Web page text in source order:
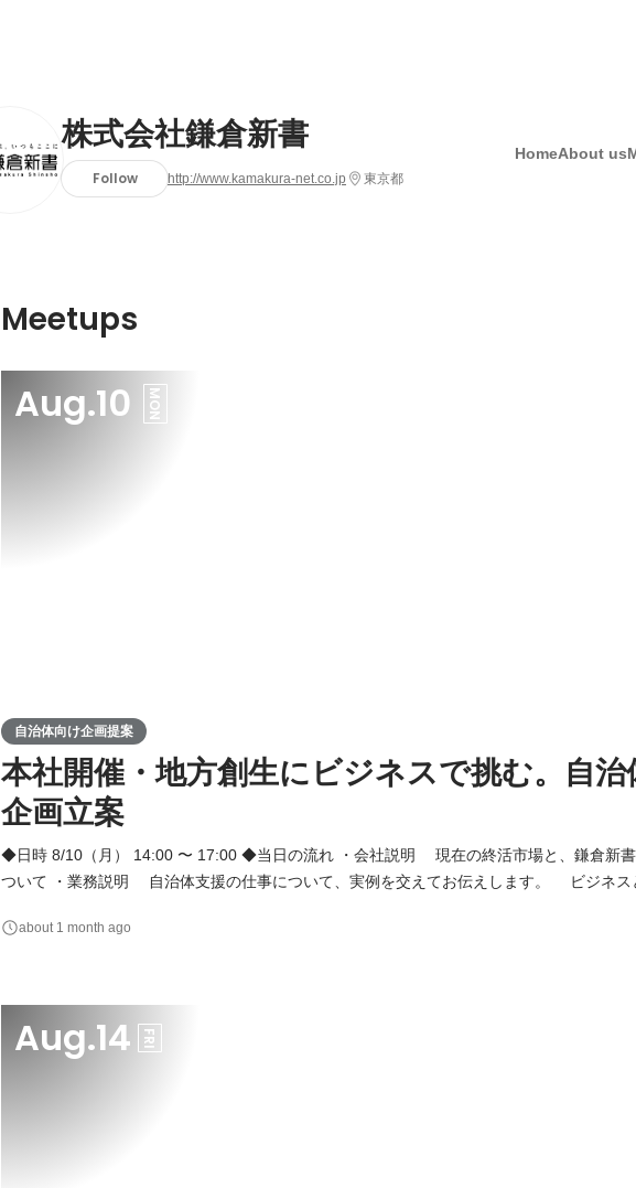
株式会社鎌倉新書
Follow http://www.kamakura-net.co.jp 東京都
HomeAbout us
Meetups
Aug.10 MON
自治体向け企画提案
本社開催・地方創生にビジネスで挑む。自治
企画立案
◆日時 8/10（月） 14:00 〜 17:00 ◆当日の流れ ・会社説明 現在の終活市場と、鎌倉新書の「第三創業期」に
ついて ・業務説明 自治体支援の仕事について、実例を交えてお伝えします。 ビジネス
したケーススタディです。 社員によるフィードバックがもらえます。今後仕事をしてい
about 1 month ago
Aug.14 FRI